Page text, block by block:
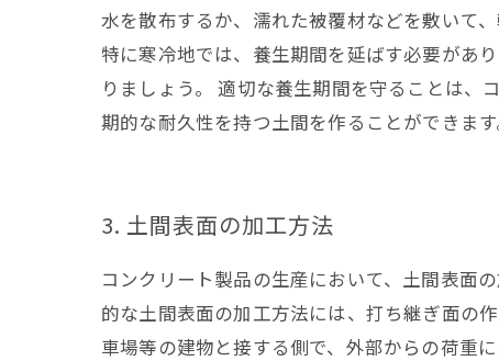
水を散布するか、濡れた被覆材などを敷いて
特に寒冷地では、養生期間を延ばす必要があ
りましょう。 適切な養生期間を守ることは、
期的な耐久性を持つ土間を作ることができます
3. 土間表面の加工方法
コンクリート製品の生産において、土間表面
的な土間表面の加工方法には、打ち継ぎ面の
車場等の建物と接する側で、外部からの荷重